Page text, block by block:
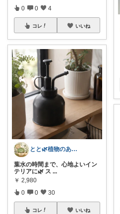
0 0 4
コレ いいね
とと🌿植物のある暮らし
葉水の時間まで、心地よいイン
テリアに🌿 ス ...
￥ 2,980
0 0 30
コレ いいね